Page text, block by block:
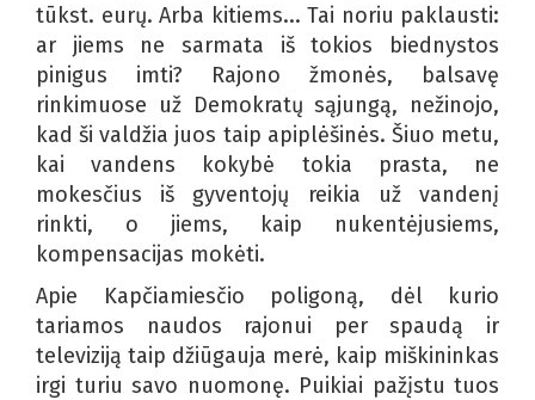
tūkst. eurų. Arba kitiems... Tai noriu paklausti:
ar jiems ne sarmata iš tokios biednystos
pinigus imti? Rajono žmonės, balsavę
rinkimuose už Demokratų sąjungą, nežinojo,
kad ši valdžia juos taip apiplėšinės. Šiuo metu,
kai vandens kokybė tokia prasta, ne
mokesčius iš gyventojų reikia už vandenį
rinkti, o jiems, kaip nukentėjusiems,
kompensacijas mokėti.
Apie Kapčiamiesčio poligoną, dėl kurio
tariamos naudos rajonui per spaudą ir
televiziją taip džiūgauja merė, kaip miškininkas
irgi turiu savo nuomonę. Puikiai pažįstu tuos